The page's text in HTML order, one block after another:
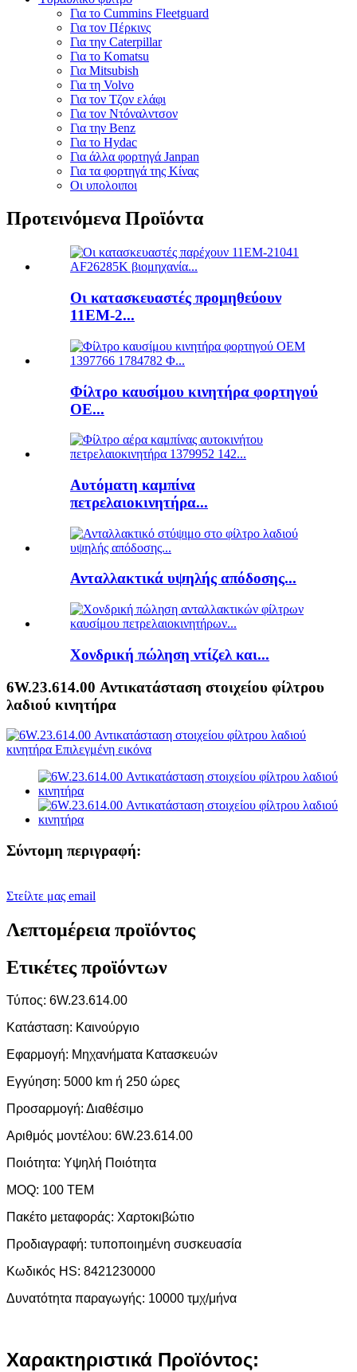
Για το Cummins Fleetguard
Για τον Πέρκινς
Για την Caterpillar
Για το Komatsu
Για Mitsubish
Για τη Volvo
Για τον Τζον ελάφι
Για τον Ντόναλντσον
Για την Benz
Για το Hydac
Για άλλα φορτηγά Janpan
Για τα φορτηγά της Κίνας
Οι υπολοιποι
Προτεινόμενα Προϊόντα
Οι κατασκευαστές προμηθεύουν
11EM-2...
Φίλτρο καυσίμου κινητήρα φορτηγού
ΟΕ...
Αυτόματη καμπίνα
πετρελαιοκινητήρα...
Ανταλλακτικά υψηλής απόδοσης...
Χονδρική πώληση ντίζελ και...
6W.23.614.00 Αντικατάσταση στοιχείου φίλτρου
λαδιού κινητήρα
Σύντομη περιγραφή:
Στείλτε μας email
Λεπτομέρεια προϊόντος
Ετικέτες προϊόντων
Τύπος: 6W.23.614.00
Κατάσταση: Καινούργιο
Εφαρμογή: Μηχανήματα Κατασκευών
Εγγύηση: 5000 km ή 250 ώρες
Προσαρμογή: Διαθέσιμο
Αριθμός μοντέλου: 6W.23.614.00
Ποιότητα: Υψηλή Ποιότητα
MOQ: 100 ΤΕΜ
Πακέτο μεταφοράς: Χαρτοκιβώτιο
Προδιαγραφή: τυποποιημένη συσκευασία
Κωδικός HS: 8421230000
Δυνατότητα παραγωγής: 10000 τμχ/μήνα
Χαρακτηριστικά Προϊόντος: